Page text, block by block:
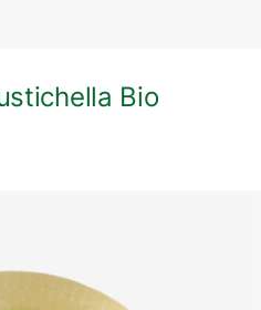
Bio